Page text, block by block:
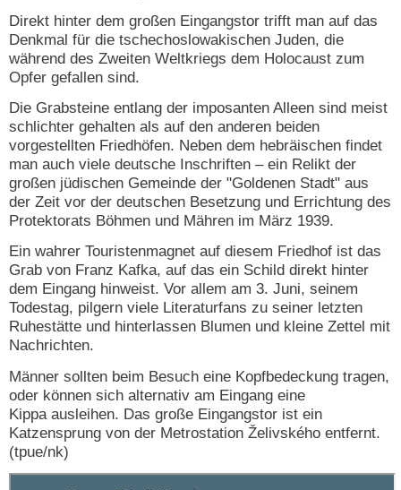
Direkt hinter dem großen Eingangstor trifft man auf das
Denkmal für die tschechoslowakischen Juden, die
während des Zweiten Weltkriegs dem Holocaust zum
Opfer gefallen sind.
Die Grabsteine entlang der imposanten Alleen sind meist
schlichter gehalten als auf den anderen beiden
vorgestellten Friedhöfen. Neben dem hebräischen findet
man auch viele deutsche Inschriften – ein Relikt der
großen jüdischen Gemeinde der "Goldenen Stadt" aus
der Zeit vor der deutschen Besetzung und Errichtung des
Protektorats Böhmen und Mähren im März 1939.
Ein wahrer Touristenmagnet auf diesem Friedhof ist das
Grab von Franz Kafka, auf das ein Schild direkt hinter
dem Eingang hinweist. Vor allem am 3. Juni, seinem
Todestag, pilgern viele Literaturfans zu seiner letzten
Ruhestätte und hinterlassen Blumen und kleine Zettel mit
Nachrichten.
Männer sollten beim Besuch eine Kopfbedeckung tragen,
oder können sich alternativ am Eingang eine
Kippa ausleihen. Das große Eingangstor ist ein
Katzensprung von der Metrostation Želivského entfernt.
(tpue/nk)